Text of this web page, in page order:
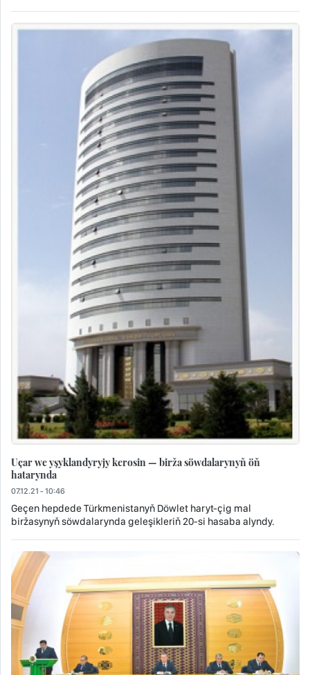
Uçar we yşyklandyryjy kerosin — birža söwdalarynyň öň
hatarynda
07.12.21 - 10:46
Geçen hepdede Türkmenistanyň Döwlet haryt-çig mal
biržasynyň söwdalarynda geleşikleriň 20-si hasaba alyndy.